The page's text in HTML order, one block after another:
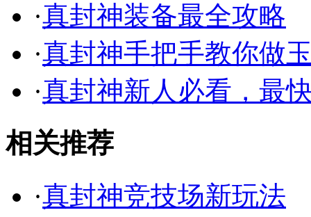
·真封神装备最全攻略
·真封神手把手教你做
·真封神新人必看，最
相关推荐
·真封神竞技场新玩法